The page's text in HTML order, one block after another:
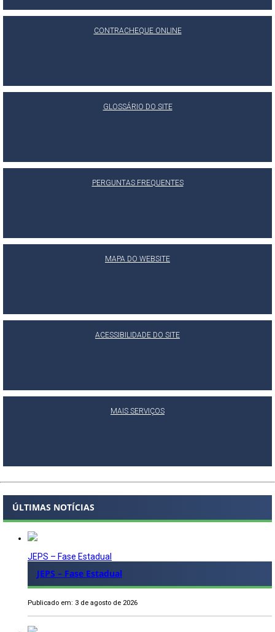
CONTRACHEQUE ONLINE
GLOSSÁRIO DO SITE
PERGUNTAS FREQUENTES
MAPA DO WEBSITE
ACESSIBILIDADE DO SITE
MAIS SERVIÇOS
ÚLTIMAS NOTÍCIAS
JEPS – Fase Estadual
JEPS – Fase Estadual
Publicado em: 3 de agosto de 2026